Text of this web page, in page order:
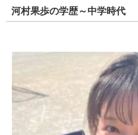
河村果歩の学歴～中学時代